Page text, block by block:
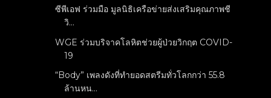
ซีพีเอฟ ร่วมมือ มูลนิธิเครือข่ายส่งเสริมคุณภาพชี
วิ...
WGE ร่วมบริจาคโลหิตช่วยผู้ป่วยวิกฤต COVID-
19
“Body” เพลงดังที่ทำยอดสตรีมทั่วโลกกว่า 55.8
ล้านหน...